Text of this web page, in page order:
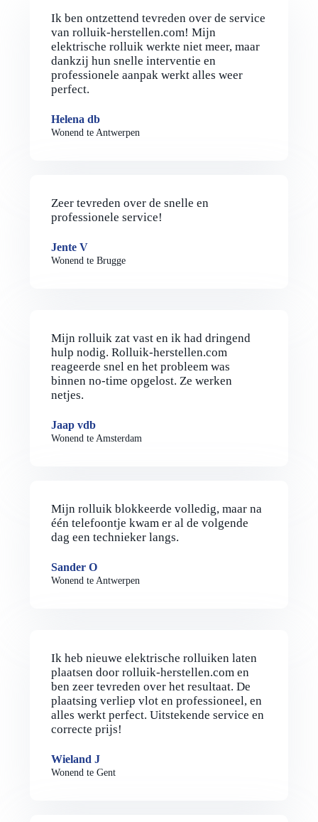
Ik ben ontzettend tevreden over de service
van rolluik-herstellen.com! Mijn
elektrische rolluik werkte niet meer, maar
dankzij hun snelle interventie en
professionele aanpak werkt alles weer
perfect.
Helena db
Wonend te Antwerpen
Zeer tevreden over de snelle en
professionele service!
Jente V
Wonend te Brugge
Mijn rolluik zat vast en ik had dringend
hulp nodig. Rolluik-herstellen.com
reageerde snel en het probleem was
binnen no-time opgelost. Ze werken
netjes.
Jaap vdb
Wonend te Amsterdam
Mijn rolluik blokkeerde volledig, maar na
één telefoontje kwam er al de volgende
dag een technieker langs.
Sander O
Wonend te Antwerpen
Ik heb nieuwe elektrische rolluiken laten
plaatsen door rolluik-herstellen.com en
ben zeer tevreden over het resultaat. De
plaatsing verliep vlot en professioneel, en
alles werkt perfect. Uitstekende service en
correcte prijs!
Wieland J
Wonend te Gent